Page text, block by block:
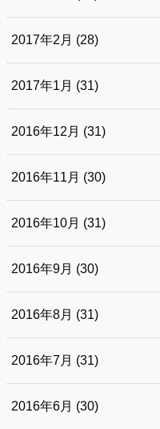
2017年2月 (28)
2017年1月 (31)
2016年12月 (31)
2016年11月 (30)
2016年10月 (31)
2016年9月 (30)
2016年8月 (31)
2016年7月 (31)
2016年6月 (30)